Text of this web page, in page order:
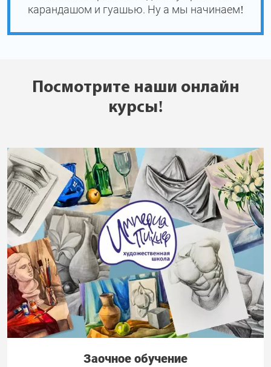
карандашом и гуашью. Ну а мы начинаем!
Посмотрите наши онлайн
курсы!
Заочное обучение